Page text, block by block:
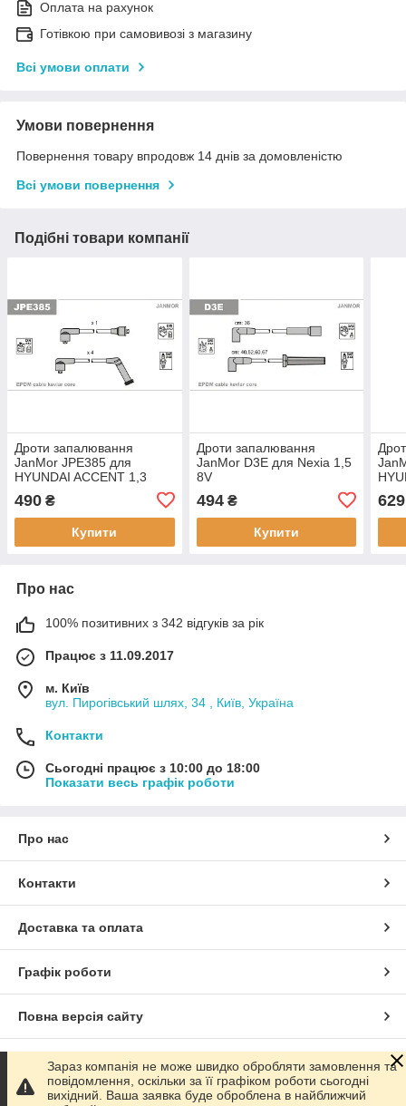
Оплата на рахунок
Готівкою при самовивозі з магазину
Всі умови оплати
Умови повернення
Повернення товару впродовж 14 днів за домовленістю
Всі умови повернення
Подібні товари компанії
Дроти запалювання
JanMor JPE385 для
HYUNDAI ACCENT 1,3
G4EB, S COUPE 1,5 I
TURBO двиг. G4EK-TC
490 ₴
Купити
Дроти запалювання
JanMor D3E для Nexia 1,5
8V
494₴
Купити
629
Про нас
100% позитивних з 342 відгуків за рік
Працює з 11.09.2017
м. Київ
вул. Пирогівський шлях, 34 , Київ, Україна
Контакти
Сьогодні працює з 10:00 до 18:00
Показати весь графік роботи
Про нас
Контакти
Доставка та оплата
Графік роботи
Повна версія сайту
Сайт створено на маркетплейсі Prom.ua
Зараз компанія не може швидко обробляти замовлення та
повідомлення, оскільки за її графіком роботи сьогодні
вихідний. Ваша заявка буде оброблена в найближчий